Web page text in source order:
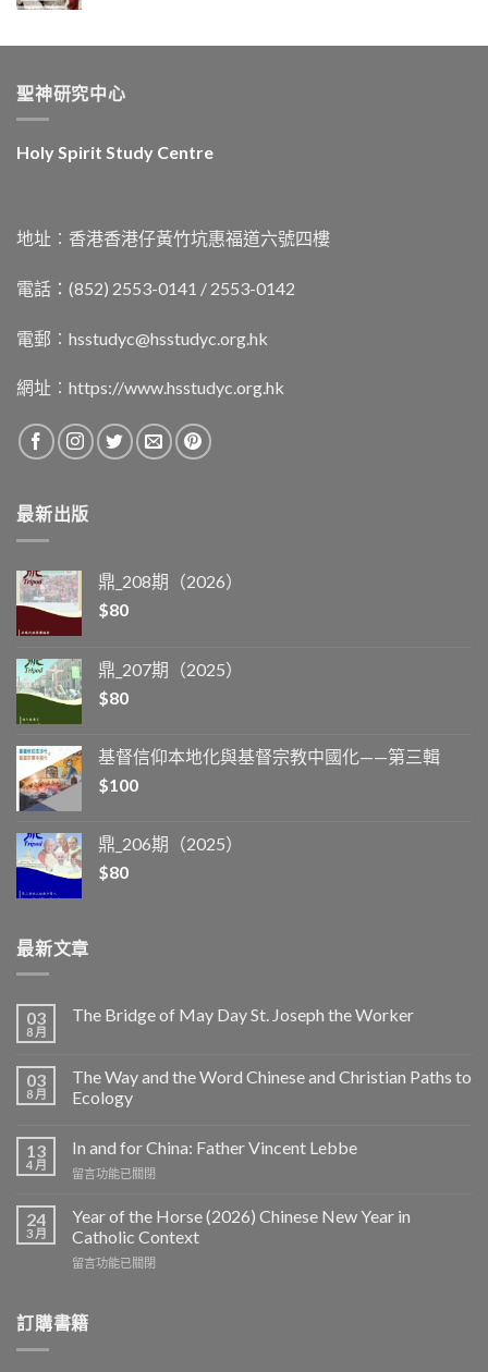
聖神研究中心
Holy Spirit Study Centre
地址︰香港香港仔黃竹坑惠福道六號四樓
電話：(852) 2553-0141 / 2553-0142
電郵︰ hsstudyc@hsstudyc.org.hk
網址︰ https://www.hsstudyc.org.hk
最新出版
鼎_208期（2026）
$80
鼎_207期（2025）
$80
基督信仰本地化與基督宗教中國化——第三輯
$100
鼎_206期（2025）
$80
最新文章
03
8 月
The Bridge of May Day St. Joseph the Worker
03
8 月
The Way and the Word Chinese and Christian Paths to
Ecology
13
4 月
In and for China: Father Vincent Lebbe
在
and
China:
Father
中
留言功能已關閉
24
3 月
Year of the Horse (2026) Chinese New Year in
Catholic Context
在
the
Horse
留言功能已關閉
訂購書籍